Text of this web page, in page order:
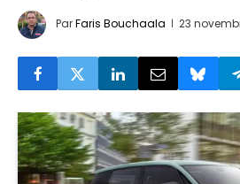
ParFaris Bouchaala 23